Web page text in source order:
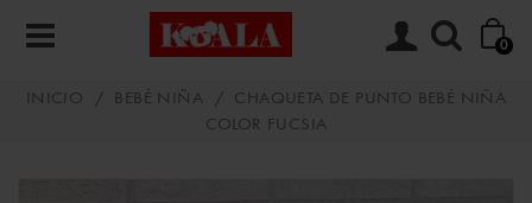
0
INICIO / BEBÉ NIÑA /
CHAQUETA DE PUNTO BEBÉ NIÑA
COLOR FUCSIA